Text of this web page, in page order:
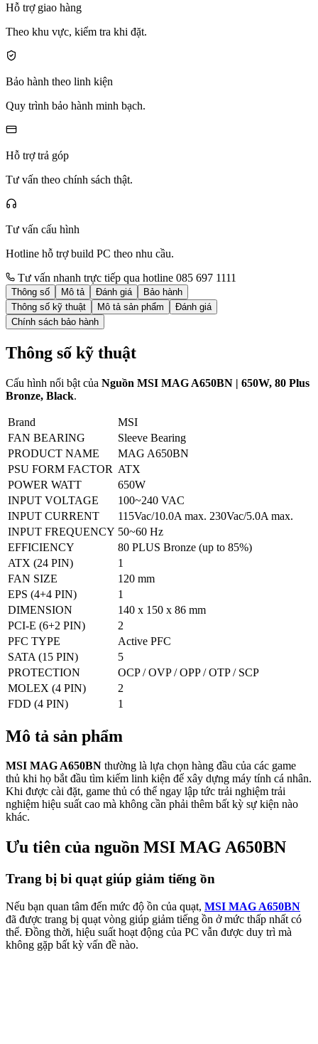
Hỗ trợ giao hàng
Theo khu vực, kiểm tra khi đặt.
Bảo hành theo linh kiện
Quy trình bảo hành minh bạch.
Hỗ trợ trả góp
Tư vấn theo chính sách thật.
Tư vấn cấu hình
Hotline hỗ trợ build PC theo nhu cầu.
Tư vấn nhanh trực tiếp qua hotline 085 697 1111
Thông số Mô tả Đánh giá
Bảo hành
Thông số kỹ thuật
Mô tả sản phẩm
Đánh giá
Chính sách bảo hành
Thông số kỹ thuật
Cấu hình nổi bật của Nguồn MSI MAG A650BN | 650W, 80 Plus
Bronze, Black.
Brand
MSI
FAN BEARING
Sleeve Bearing
PRODUCT NAME
MAG A650BN
PSU FORM FACTOR ATX
POWER WATT
650W
INPUT VOLTAGE
100~240 VAC
INPUT CURRENT
115Vac/10.0A max. 230Vac/5.0A max.
INPUT FREQUENCY 50~60 Hz
EFFICIENCY
80 PLUS Bronze (up to 85%)
ATX (24 PIN)
1
FAN SIZE
120 mm
EPS (4+4 PIN)
1
DIMENSION
140 x 150 x 86 mm
PCI-E (6+2 PIN)
2
PFC TYPE
Active PFC
SATA (15 PIN)
5
PROTECTION
OCP / OVP / OPP / OTP / SCP
MOLEX (4 PIN)
2
FDD (4 PIN)
1
Mô tả sản phẩm
MSI MAG A650BN thường là lựa chọn hàng đầu của các game
thủ khi họ bắt đầu tìm kiếm linh kiện để xây dựng máy tính cá nhân.
Khi được cài đặt, game thủ có thể ngay lập tức trải nghiệm trải
nghiệm hiệu suất cao mà không cần phải thêm bất kỳ sự kiện nào
khác.
Ưu tiên của nguồn MSI MAG A650BN
Trang bị bi quạt giúp giảm tiếng ồn
Nếu bạn quan tâm đến mức độ ồn của quạt, MSI MAG A650BN
đã được trang bị quạt vòng giúp giảm tiếng ồn ở mức thấp nhất có
thể. Đồng thời, hiệu suất hoạt động của PC vẫn được duy trì mà
không gặp bất kỳ vấn đề nào.